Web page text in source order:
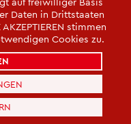
Daten in Dritt­staa­ten
stim­men
Coo­kies zu.
EIN­STEL­LUN­
für die Zu­kunft wi­der­